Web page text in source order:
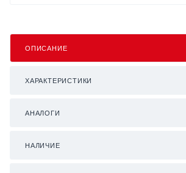
ОПИСАНИЕ
ХАРАКТЕРИСТИКИ
АНАЛОГИ
НАЛИЧИЕ